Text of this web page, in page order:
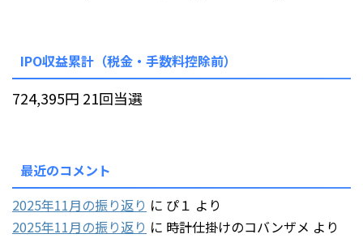
IPO収益累計（税金・手数料控除前）
724,395円 21回当選
最近のコメント
2025年11月の振り返り に ぴ１ より
2025年11月の振り返り に 時計仕掛けのコバンザメ より